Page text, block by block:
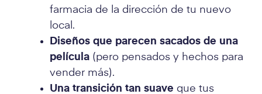
farmacia de la dirección de tu nuevo
local.
Diseños que parecen sacados de una
película (pero pensados y hechos para
vender más).
Una transición tan suave que tus